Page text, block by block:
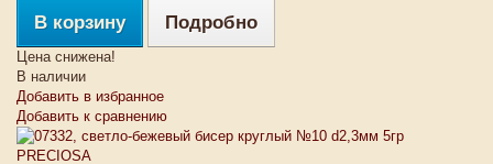
В корзину
Подробно
Цена снижена!
В наличии
Добавить в избранное
Добавить к сравнению